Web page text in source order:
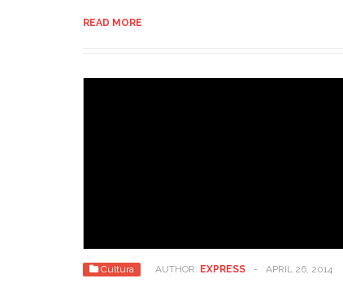
READ MORE
Cultura AUTHOR: EXPRESS - APRIL 26, 2014